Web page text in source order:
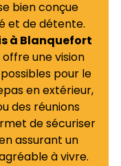
bien conçue
et de détente.
à Blanquefort
une vision
pour le
en extérieur,
des réunions
de sécuriser
assurant un
à vivre.